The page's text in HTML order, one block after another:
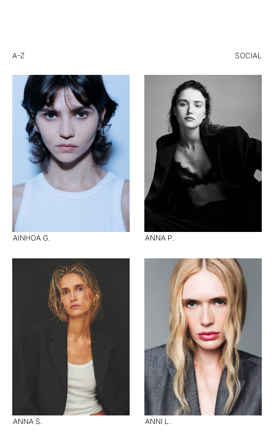
A-Z SOCIAL
AINHOA G. ANNA P.
ANNA S. ANNI L.